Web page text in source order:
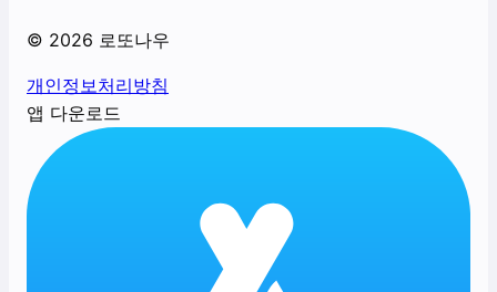
© 2026 로또나우
개인정보처리방침
앱 다운로드